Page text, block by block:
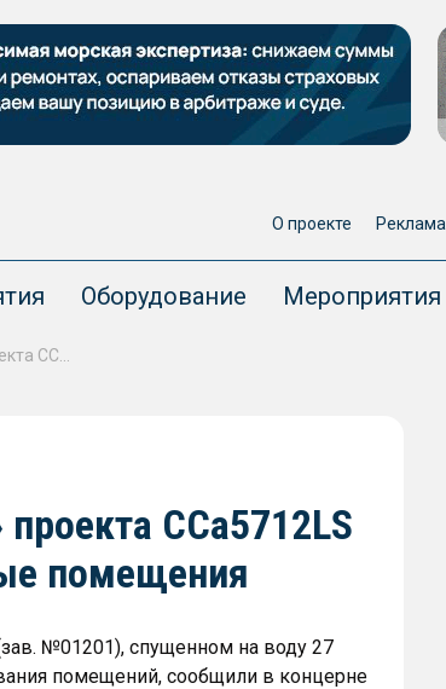
О проекте Реклама
Оборудование Мероприятия
CCa5712LS
помещения
№01201), спущенном на воду 27
помещений, сообщили в концерне